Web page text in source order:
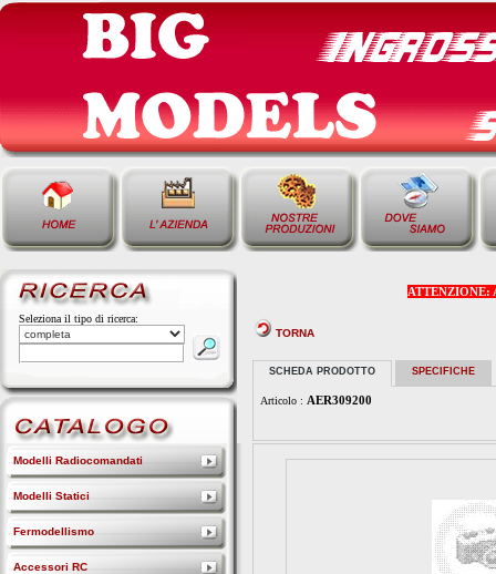
Seleziona il tipo di ricerca:
Modelli Radiocomandati
Modelli Statici
Fermodellismo
Accessori RC
ATTENZIONE:
TORNA
SCHEDA PRODOTTO SPECIFICHE
Articolo : AER309200